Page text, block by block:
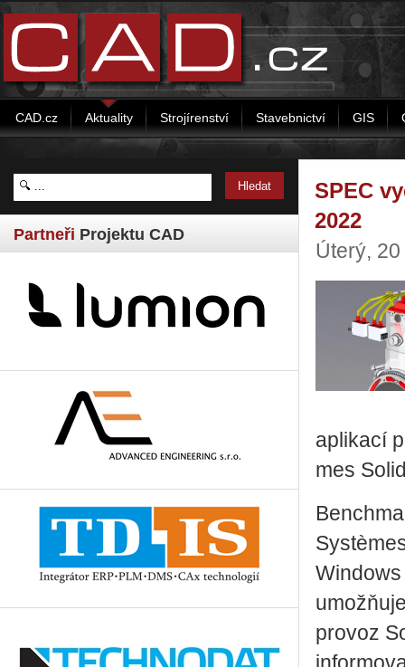
CAD.cz Aktuality Strojírenství Stavebnictví GIS
Partneři Projektu CAD
SPEC
2022
Úterý,
apli­ka­cí
mes
pro­voz